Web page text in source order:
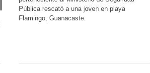
Pública rescató a una joven en playa
Flamingo, Guanacaste.